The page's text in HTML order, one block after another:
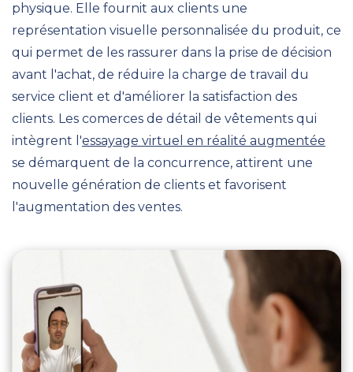
physique. Elle fournit aux clients une
représentation visuelle personnalisée du produit, ce
qui permet de les rassurer dans la prise de décision
avant l'achat, de réduire la charge de travail du
service client et d'améliorer la satisfaction des
clients. Les comerces de détail de vêtements qui
intègrent l'essayage virtuel en réalité augmentée
se démarquent de la concurrence, attirent une
nouvelle génération de clients et favorisent
l'augmentation des ventes.